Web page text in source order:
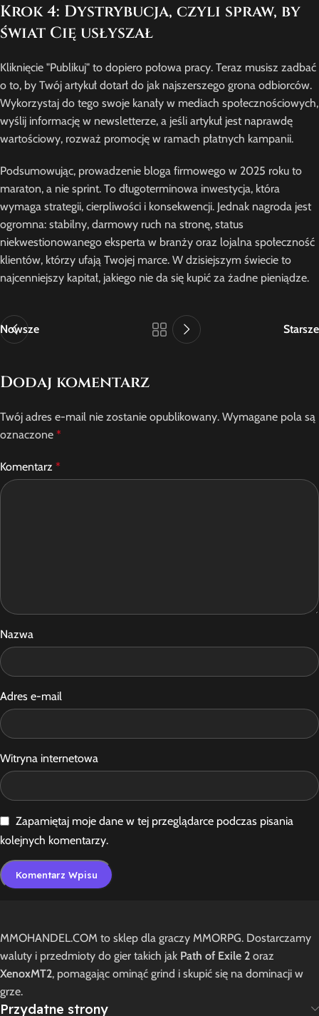
Krok 4: Dystrybucja, czyli spraw, by
świat Cię usłyszał
Kliknięcie "Publikuj" to dopiero połowa pracy. Teraz musisz zadbać
o to, by Twój artykuł dotarł do jak najszerszego grona odbiorców.
Wykorzystaj do tego swoje kanały w mediach społecznościowych,
wyślij informację w newsletterze, a jeśli artykuł jest naprawdę
wartościowy, rozważ promocję w ramach płatnych kampanii.
Podsumowując, prowadzenie bloga firmowego w 2025 roku to
maraton, a nie sprint. To długoterminowa inwestycja, która
wymaga strategii, cierpliwości i konsekwencji. Jednak nagroda jest
ogromna: stabilny, darmowy ruch na stronę, status
niekwestionowanego eksperta w branży oraz lojalna społeczność
klientów, którzy ufają Twojej marce. W dzisiejszym świecie to
najcenniejszy kapitał, jakiego nie da się kupić za żadne pieniądze.
Nowsze Starsze
Dodaj komentarz
Twój adres e-mail nie zostanie opublikowany. Wymagane pola są
oznaczone *
Komentarz *
Nazwa
Adres e-mail
Witryna internetowa
Zapamiętaj moje dane w tej przeglądarce podczas pisania
kolejnych komentarzy.
MMOHANDEL.COM to sklep dla graczy MMORPG. Dostarczamy
waluty i przedmioty do gier takich jak Path of Exile 2 oraz
XenoxMT2, pomagając ominąć grind i skupić się na dominacji w
grze.
Przydatne strony